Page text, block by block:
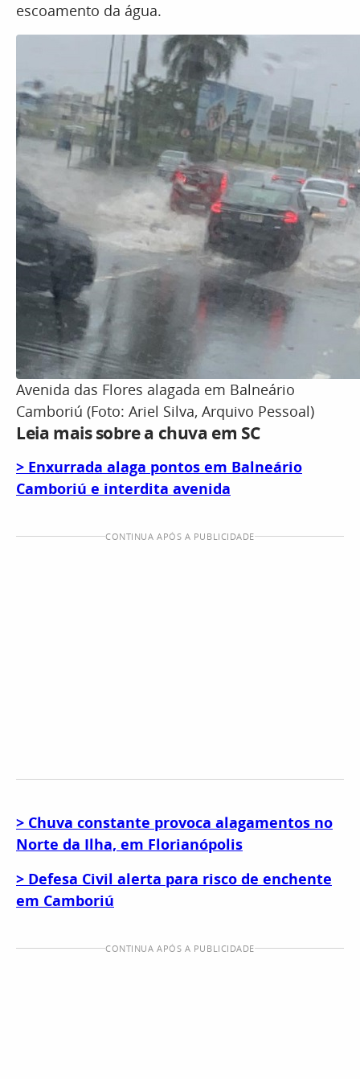
escoamento da água.
Avenida das Flores alagada em Balneário
Camboriú (Foto: Ariel Silva, Arquivo Pessoal)
Leia mais sobre a chuva em SC
> Enxurrada alaga pontos em Balneário
Camboriú e interdita avenida
CONTINUA APÓS A PUBLICIDADE
> Chuva constante provoca alagamentos no
Norte da Ilha, em Florianópolis
> Defesa Civil alerta para risco de enchente
em Camboriú
CONTINUA APÓS A PUBLICIDADE